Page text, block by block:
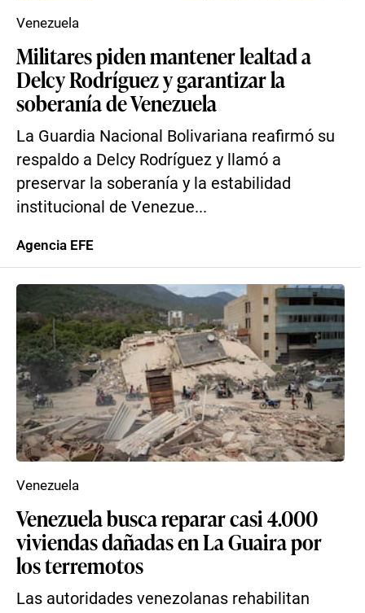
Militares piden mantener lealtad a
Delcy Rodríguez y garantizar la
soberanía de Venezuela
La Guardia Nacional Bolivariana reafirmó su
respaldo a Delcy Rodríguez y llamó a
preservar la soberanía y la estabilidad
institucional de Venezue...
Venezuela
Agencia EFE
Venezuela busca reparar casi 4.000
viviendas dañadas en La Guaira por
los terremotos
Las autoridades venezolanas rehabilitan
Venezuela